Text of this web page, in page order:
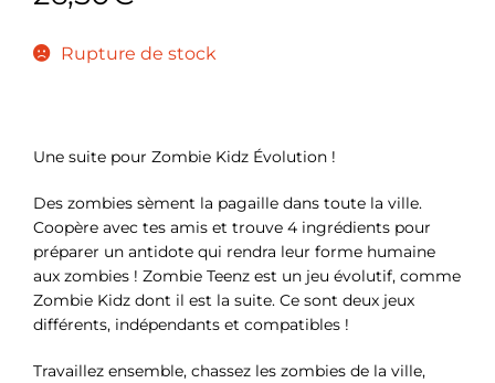
Rupture de stock
Une suite pour Zombie Kidz Évolution !
Des zombies sèment la pagaille dans toute la ville.
Coopère avec tes amis et trouve 4 ingrédients pour
préparer un antidote qui rendra leur forme humaine
aux zombies ! Zombie Teenz est un jeu évolutif, comme
Zombie Kidz dont il est la suite. Ce sont deux jeux
différents, indépendants et compatibles !
Travaillez ensemble, chassez les zombies de la ville,